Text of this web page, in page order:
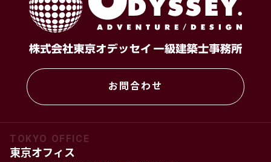
お問合わせ
TOKYO OFFICE
東京オフィス